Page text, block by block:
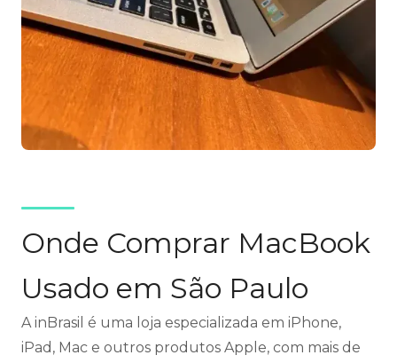
Onde Comprar MacBook
Usado em São Paulo
A inBrasil é uma loja especializada em iPhone,
iPad, Mac e outros produtos Apple, com mais de